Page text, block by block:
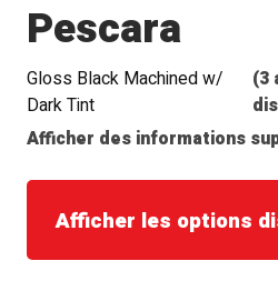
Pescara
Gloss Black Machined w/
Dark Tint
(3
Afficher des informations
Afficher les options